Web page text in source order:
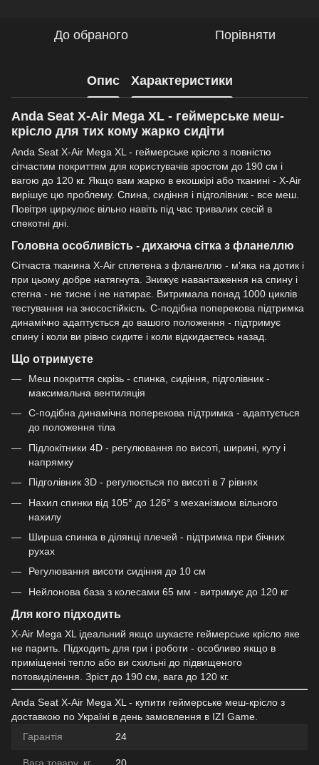
До обраного Порівняти
Опис Характеристики
Anda Seat X-Air Mega XL - геймерське меш-
крісло для тих кому жарко сидіти
Anda Seat X-Air Mega XL - геймерське крісло з повністю
сітчастим покриттям для користувачів зростом до 190 см і
вагою до 120 кг. Якщо вам жарко в екошкірі або тканині - X-Air
вирішує цю проблему. Спина, сидіння і підголівник - все меш.
Повітря циркулює вільно навіть під час тривалих сесій в
спекотні дні.
Головна особливість - дихаюча сітка з фланеллю
Сітчаста тканина X-Air сплетена з фланеллю - м'яка на дотик і
при цьому добре натягнута. Знижує навантаження на спину і
стегна - не тисне і не натирає. Витримала понад 1000 циклів
тестування на зносостійкість. C-подібна поперекова підтримка
динамічно адаптується до вашого положення - підтримує
спину і коли ви рівно сидите і коли відкидаєтесь назад.
Що отримуєте
Меш покриття скрізь - спинка, сидіння, підголівник -
максимальна вентиляція
C-подібна динамічна поперекова підтримка - адаптується
до положення тіла
Підлокітники 4D - регулювання по висоті, ширині, куту і
напрямку
Підголівник 3D - регулюється по висоті в 7 рівнях
Нахил спинки від 105° до 126° з механізмом вільного
нахилу
Ширша спинка в ділянці плечей - підтримка при бічних
рухах
Регулювання висоти сидіння до 10 см
Нейлонова база з колесами 65 мм - витримує до 120 кг
Для кого підходить
X-Air Mega XL ідеальний якщо шукаєте геймерське крісло яке
не парить. Підходить для гри і роботи - особливо якщо в
приміщенні тепло або ви схильні до підвищеного
потовиділення. Зріст до 190 см, вага до 120 кг.
Anda Seat X-Air Mega XL - купити геймерське меш-крісло з
доставкою по Україні в день замовлення в IZI Game.
Гарантія
24
Вага товару, кг 20